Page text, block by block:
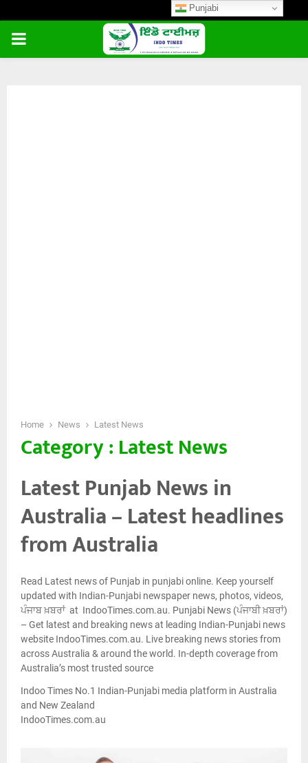
PRIMARY
Home News Latest News
Category : Latest News
Latest Punjab News in
Australia – Latest headlines
from Australia
Read Latest news of Punjab in punjabi online. Keep yourself
updated with Indian-Punjabi newspaper news, photos, videos,
ਪੰਜਾਬ ਖ਼ਬਰਾਂ at IndooTimes.com.au. Punjabi News (ਪੰਜਾਬੀ ਖ਼ਬਰਾਂ)
– Get latest and breaking news at leading Indian-Punjabi news
website IndooTimes.com.au. Live breaking news stories from
across Australia & around the world. In-depth coverage from
Australia’s most trusted source
Indoo Times No.1 Indian-Punjabi media platform in Australia
and New Zealand
IndooTimes.com.au
Punjabi